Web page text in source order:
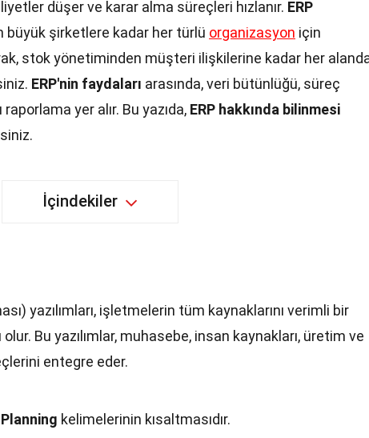
düşer ve karar alma süreçleri hızlanır. ERP
büyük şirketlere kadar her türlü organizasyon için
stok yönetiminden müşteri ilişkilerine kadar her
ERP'nin faydaları arasında, veri bütünlüğü, süreç
yer alır. Bu yazıda, ERP hakkında bilinmesi
İçindekiler
yazılımları, işletmelerin tüm kaynaklarını verimli bir
Bu yazılımlar, muhasebe, insan kaynakları, üretim ve
entegre eder.
kelimelerinin kısaltmasıdır.